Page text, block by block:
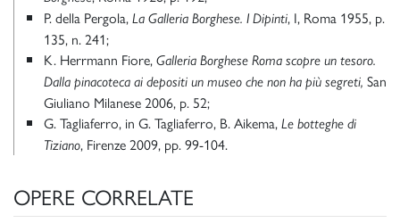
P. della Pergola, La Galleria Borghese. I Dipinti, I, Roma 1955, p.
135, n. 241;
K. Herrmann Fiore, Galleria Borghese Roma scopre un tesoro.
Dalla pinacoteca ai depositi un museo che non ha più segreti, San
Giuliano Milanese 2006, p. 52;
G. Tagliaferro, in G. Tagliaferro, B. Aikema, Le botteghe di
Tiziano, Firenze 2009, pp. 99-104.
OPERE CORRELATE